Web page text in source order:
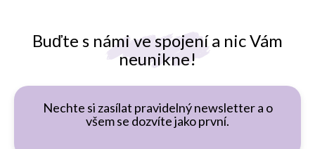
Buďte s námi ve spojení a nic Vám
neunikne!
Nechte si zasílat pravidelný newsletter a o
všem se dozvíte jako první.